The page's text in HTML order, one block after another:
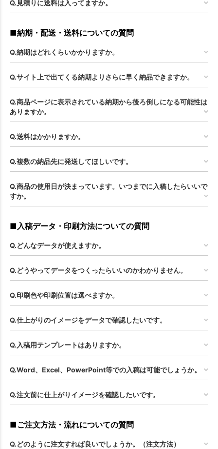
Q.見積りに送料は入ってますか。
■納期・配送・送料についての質問
Q.納期はどれくらいかかりますか。
Q.サイト上で出てくる納期よりさらに早く納品できますか。
Q.商品ページに表示されている納期から後ろ倒しになる可能性は
ありますか。
Q.送料はかかりますか。
Q.複数の納品先に発送してほしいです。
Q.商品の使用日が決まっています。いつまでに入稿したらいいで
すか。
■入稿データ・印刷方法についての質問
Q.どんなデータが使えますか。
Q.どうやってデータをつくったらいいのかわかりません。
Q.印刷色や印刷位置は選べますか。
Q.仕上がりのイメージをデータで確認したいです。
Q.入稿用テンプレートはありますか。
Q.Word、Excel、PowerPoint等での入稿は可能でしょうか。
Q.注文前に仕上がりイメージを確認したいです。
■ご注文方法・流れについての質問
Q.どのように注文すれば良いでしょうか。（注文方法）